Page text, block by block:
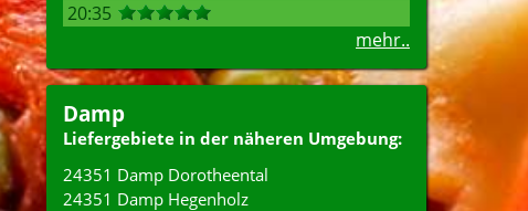
20:35
mehr..
Damp
Liefergebiete in der näheren Umgebung:
24351 Damp Dorotheental
24351 Damp Hegenholz